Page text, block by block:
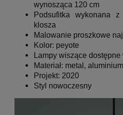
wynosząca 120 cm
Podsufitka wykonana
klosza
Malowanie proszkowe
Kolor: peyote
Lampy wiszące
Materiał: metal, aluminium
Projekt: 2020
Styl nowoczesny